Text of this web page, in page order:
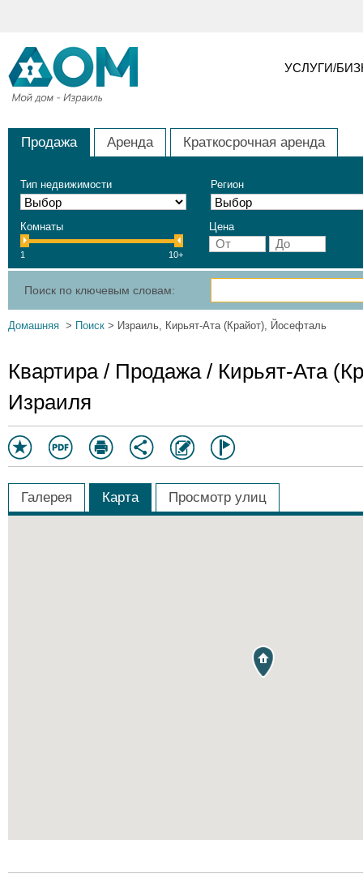
УСЛУГИ/
Продажа Аренда Краткосрочная аренда
Тип недвижимости Регион
Комнаты
1 10+
Цена
Поиск по ключевым словам:
Домашняя > Поиск > Израиль, Кирьят-Ата (Крайот), Йосефталь
Квартира / Продажа / Кирьят-Ата
Израиля
Галерея Карта Просмотр улиц